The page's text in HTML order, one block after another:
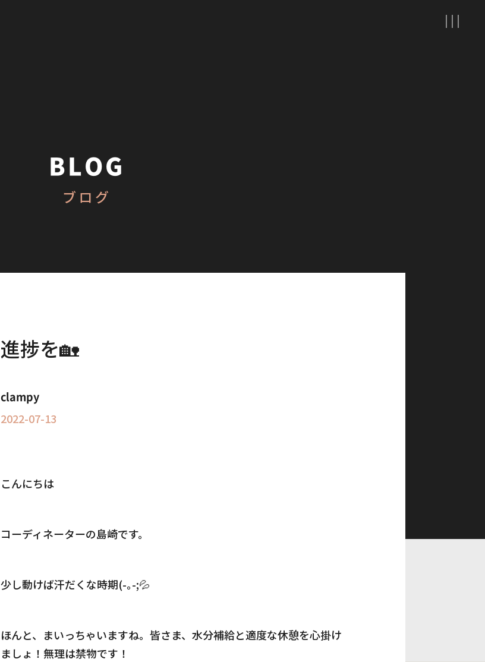
BLOG
ブログ
進捗を🏡
clampy
2022-07-13
こんにちは
コーディネーターの島崎です。
少し動けば汗だくな時期(-｡-;💦
ほんと、まいっちゃいますね。皆さま、水分補給と適度な休憩を心掛け
ましょ！無理は禁物です！